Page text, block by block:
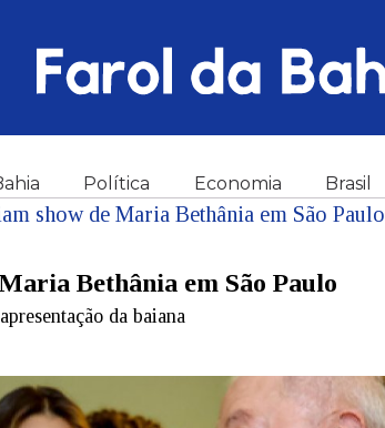
Política Economia Brasil
show de Maria Bethânia em São Paulo
Bethânia em São Paulo
da baiana